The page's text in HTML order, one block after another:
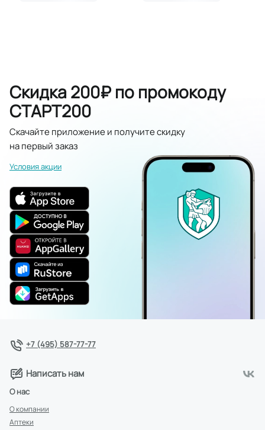
Скидка 200₽ по промокоду
СТАРТ200
Скачайте приложение и получите скидку
на первый заказ
Условия акции
+7 (495) 587-77-77
Написать нам
О нас
О компании
Аптеки